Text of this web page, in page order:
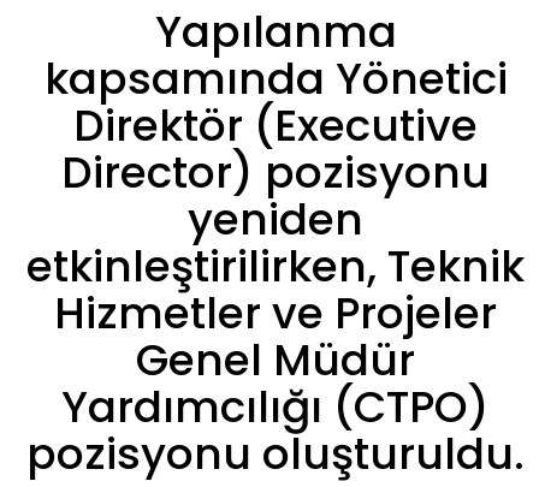
Yapılanma
kapsamında Yönetici
Direktör (Executive
Director) pozisyonu
yeniden
etkinleştirilirken, Teknik
Hizmetler ve Projeler
Genel Müdür
Yardımcılığı (CTPO)
pozisyonu oluşturuldu.